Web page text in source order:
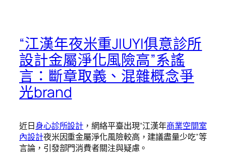
“江漢年夜米重JIUYI俱意診所
設計金屬淨化風險高”系謠
言：斷章取義、混雜概念爭
光brand
近日身心診所設計 ，網絡平臺出現“江漢年商業空間室
內設計夜米因重金屬淨化風險較高，建議盡量少吃”等
言論，引發部門消費者關注與疑慮。